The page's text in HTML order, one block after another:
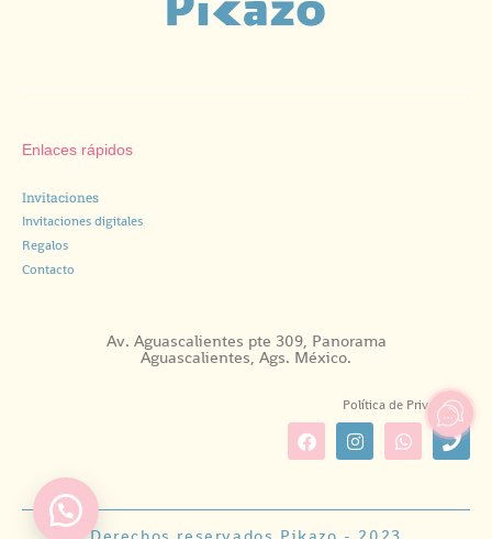
Enlaces rápidos
Invitaciones
Invitaciones digitales
Regalos
Contacto
Av. Aguascalientes pte 309, Panorama
Aguascalientes, Ags. México.
Política de Privacidad.